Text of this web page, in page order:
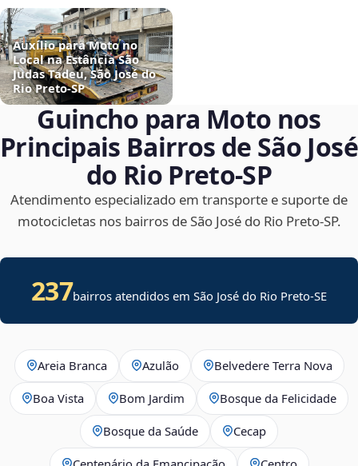
Auxílio para Moto no
Local na Estância São
Judas Tadeu, São José do
Rio Preto‑SP
Guincho para Moto nos
Principais Bairros de São José
do Rio Preto‑SP
Atendimento especializado em transporte e suporte de
motocicletas nos bairros de São José do Rio Preto‑SP.
237bairros atendidos emSão José do Rio Preto-SE
Areia Branca Azulão Belvedere Terra Nova
Boa Vista Bom Jardim Bosque da Felicidade
Bosque da Saúde Cecap